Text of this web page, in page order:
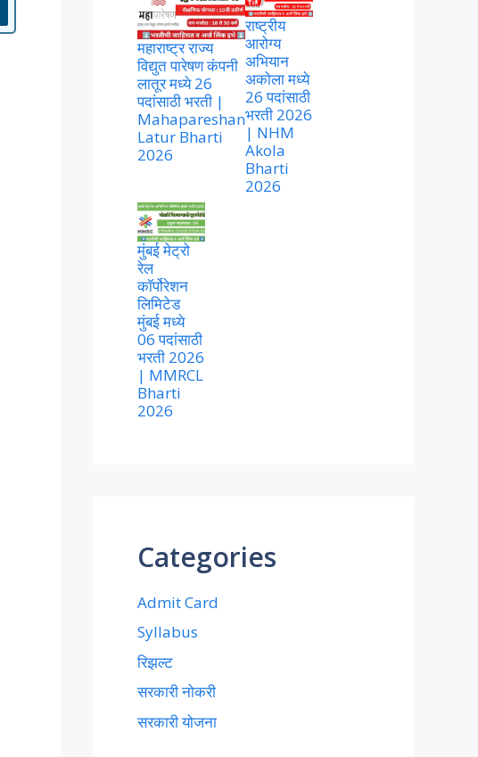
महाराष्ट्र राज्य
विद्युत पारेषण कंपनी
लातूर मध्ये 26
पदांसाठी भरती |
Mahapareshan
Latur Bharti
2026
राष्ट्रीय
आरोग्य
अभियान
अकोला मध्ये
26 पदांसाठी
भरती 2026
| NHM
Akola
Bharti
2026
मुंबई मेट्रो
रेल
कॉर्पोरेशन
लिमिटेड
मुंबई मध्ये
06 पदांसाठी
भरती 2026
| MMRCL
Bharti
2026
Categories
Admit Card
Syllabus
रिझल्ट
सरकारी नोकरी
सरकारी योजना